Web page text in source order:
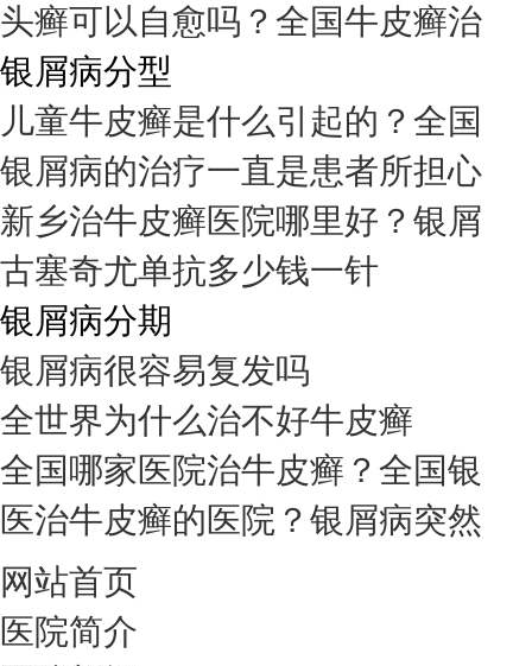
头癣可以自愈吗？全国牛皮癣治
银屑病分型
儿童牛皮癣是什么引起的？全国
银屑病的治疗一直是患者所担心
新乡治牛皮癣医院哪里好？银屑
古塞奇尤单抗多少钱一针
银屑病分期
银屑病很容易复发吗
全世界为什么治不好牛皮癣
全国哪家医院治牛皮癣？全国银
医治牛皮癣的医院？银屑病突然
网站首页
医院简介